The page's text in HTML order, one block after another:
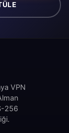
VPN
256